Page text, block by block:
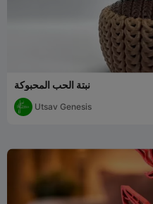
نبتة الحب المحبوكة
Utsav Genesis